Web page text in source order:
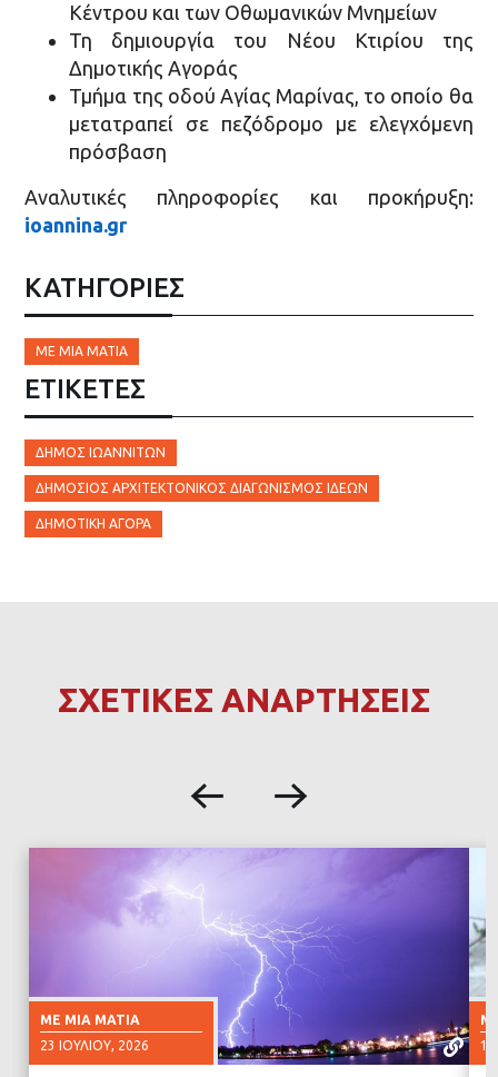
Κέντρου και των Οθωμανικών Μνημείων
Τη δημιουργία του Νέου Κτιρίου της
Δημοτικής Αγοράς
Τμήμα της οδού Αγίας Μαρίνας, το οποίο θα
μετατραπεί σε πεζόδρομο με ελεγχόμενη
πρόσβαση
Αναλυτικές πληροφορίες και προκήρυξη:
ioannina.gr
ΚΑΤΗΓΟΡΙΕΣ
ΜΕ ΜΙΑ ΜΑΤΙΆ
ΕΤΙΚΈΤΕΣ
ΔΉΜΟΣ ΙΩΑΝΝΙΤΏΝ
ΔΗΜΌΣΙΟΣ ΑΡΧΙΤΕΚΤΟΝΙΚΌΣ ΔΙΑΓΩΝΙΣΜΌΣ ΙΔΕΏΝ
ΔΗΜΟΤΙΚΉ ΑΓΟΡΆ
ΣΧΕΤΙΚΕΣ ΑΝΑΡΤΗΣΕΙΣ
ΜΕ ΜΙΑ ΜΑΤΙΆ
23 ΙΟΥΛΊΟΥ, 2026
16